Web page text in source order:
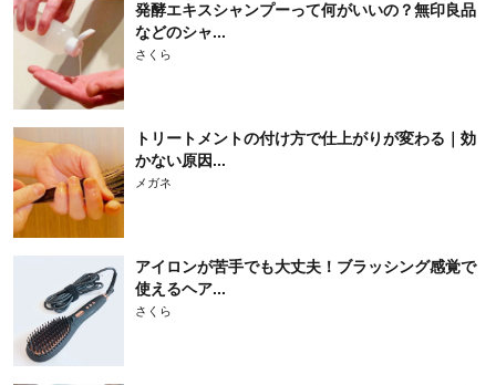
発酵エキスシャンプーって何がいいの？無印良品
などのシャ...
さくら
トリートメントの付け方で仕上がりが変わる｜効
かない原因...
メガネ
アイロンが苦手でも大丈夫！ブラッシング感覚で
使えるヘア...
さくら